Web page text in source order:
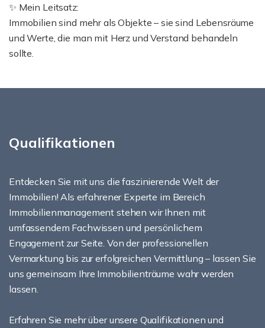
✨ Mein Leitsatz:
Immobilien sind mehr als Objekte – sie sind Lebensräume
und Werte, die man mit Herz und Verstand behandeln
sollte.
Qualifikationen
Entdecken Sie mit uns die faszinierende Welt der
Immobilien! Als erfahrener Experte im Bereich
Immobilienmanagement stehen wir Ihnen mit
umfassendem Fachwissen und persönlichem
Engagement zur Seite. Von der professionellen
Vermarktung bis zur erfolgreichen Vermittlung – lassen Sie
uns gemeinsam Ihre Immobilienträume wahr werden
lassen.
Erfahren Sie mehr über unsere Qualifikationen und